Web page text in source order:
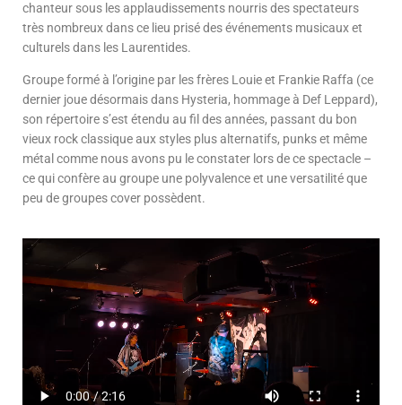
chanteur sous les applaudissements nourris des spectateurs
très nombreux dans ce lieu prisé des événements musicaux et
culturels dans les Laurentides.
Groupe formé à l’origine par les frères Louie et Frankie Raffa (ce
dernier joue désormais dans Hysteria, hommage à Def Leppard),
son répertoire s’est étendu au fil des années, passant du bon
vieux rock classique aux styles plus alternatifs, punks et même
métal comme nous avons pu le constater lors de ce spectacle –
ce qui confère au groupe une polyvalence et une versatilité que
peu de groupes cover possèdent.